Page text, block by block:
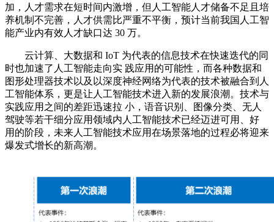
加，人才需求在短时间内激增，但人工智能人才储备不足且培
养机制不完善，人才供需比严重不平衡，预计当前我国人工智
能产业内有效人才缺口达 30 万。
云计算、大数据和 IoT 为代表的信息技术在快速迭代的同
时也加速了人工智能走向实 践应用的可能性，而各种数据和
图形处理器技术以及以深度神经网络为代表的技术被融合到人
工智能体系，更是让人工智能技术进入新的发展浪潮。技术与
实践应用之间的差距迅速拉 小，语音识别、图像分类、无人
驾驶等若干细分应用领域内人工智能技术已经迈进可用、好
用的阶段，未来人工智能技术应用在场景落地的过程必将迎来
爆发式增长的新高潮。